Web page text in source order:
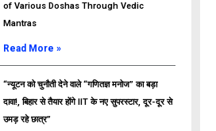
of Various Doshas Through Vedic
Mantras
Read More »
“न्यूटन को चुनौती देने वाले “गणितज्ञ मनोज” का बड़ा
दावा!, बिहार से तैयार होंगे IIT के नए सुपरस्टार, दूर-दूर से
उमड़ रहे छात्र”